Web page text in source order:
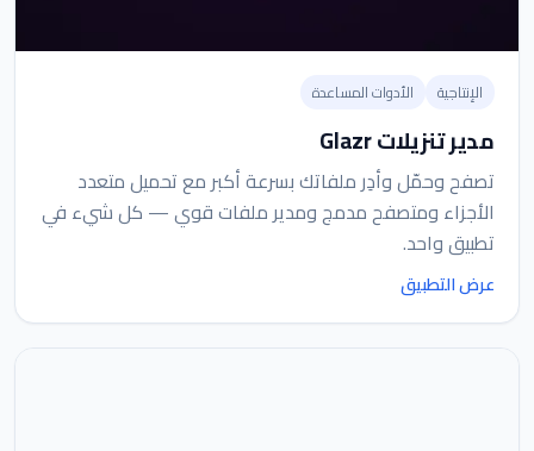
الإنتاجية الأدوات المساعدة
مدير تنزيلات Glazr
تصفح وحمّل وأدِر ملفاتك بسرعة أكبر مع تحميل متعدد
الأجزاء ومتصفح مدمج ومدير ملفات قوي — كل شيء في
تطبيق واحد.
عرض التطبيق